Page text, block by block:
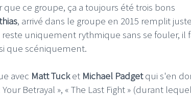
ce groupe, ça a toujours été trois bons
, arrivé dans le groupe en 2015 remplit
uniquement rythmique sans se fouler, il
que scéniquement.
avec Matt Tucket Michael Padgetqui s'en
Betrayal », « The Last Fight » (durant
LE GROS RIFFIFI LE GROS